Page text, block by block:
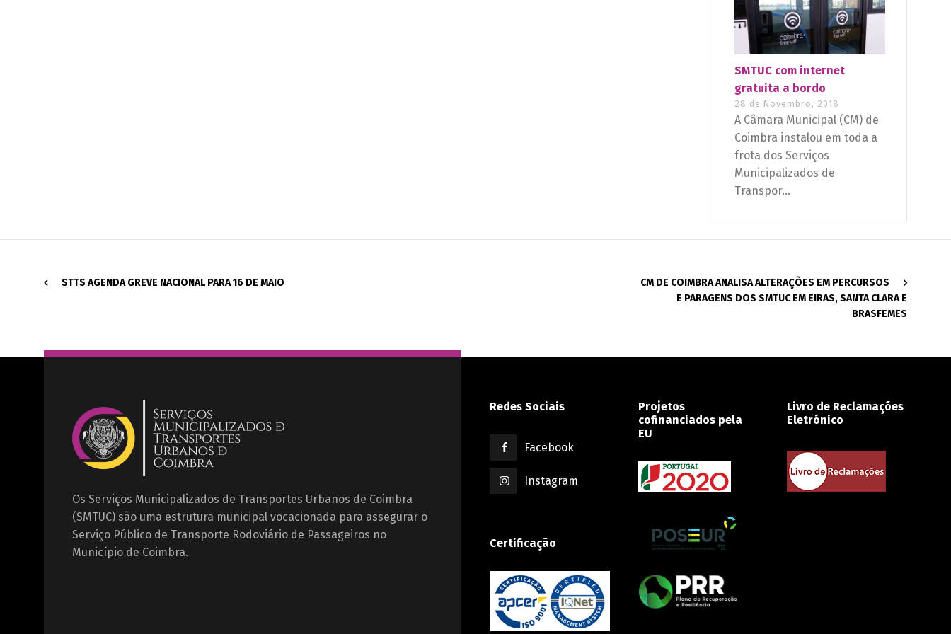
SMTUC com internet
gratuita a bordo
28 de Novembro, 2018
A Câmara Municipal (CM) de
Coimbra instalou em toda a
frota dos Serviços
Municipalizados de
Transpor...
STTS AGENDA GREVE NACIONAL PARA 16 DE MAIO
CM DE COIMBRA ANALISA ALTERAÇÕES EM PERCURSOS
E PARAGENS DOS SMTUC EM EIRAS, SANTA CLARA E
BRASFEMES
Os Serviços Municipalizados de Transportes Urbanos de Coimbra
(SMTUC) são uma estrutura municipal vocacionada para assegurar o
Serviço Público de Transporte Rodoviário de Passageiros no
Município de Coimbra.
Redes Sociais
Facebook
Instagram
Certificação
Projetos
cofinanciados pela
EU
Livro de Reclamações
Eletrónico